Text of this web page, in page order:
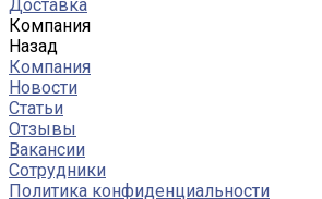
Доставка
Компания
Назад
Компания
Новости
Статьи
Отзывы
Вакансии
Сотрудники
Политика конфиденциальности